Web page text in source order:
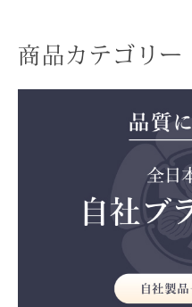
商品カテゴリー